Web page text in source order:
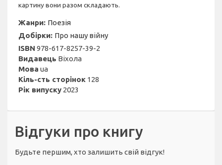
картину вони разом складають.
Жанри: Поезія
Добірки: Про нашу війну
ISBN 978-617-8257-39-2
Видавець Віхола
Мова ua
Кіль-сть сторінок 128
Рік випуску 2023
Відгуки про книгу
Будьте першим, хто залишить свій відгук!